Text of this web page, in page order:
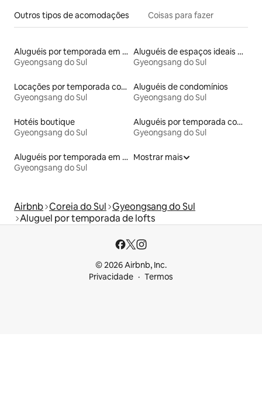
Outros tipos de acomodações Coisas para fazer
Aluguéis por temporada em acampamentos
Gyeongsang do Sul
Aluguéis de espaços ideais para famílias
Gyeongsang do Sul
Locações por temporada com piscina
Gyeongsang do Sul
Aluguéis de condomínios
Gyeongsang do Sul
Hotéis boutique
Gyeongsang do Sul
Aluguéis por temporada com sauna
Gyeongsang do Sul
Aluguéis por temporada em resorts
Gyeongsang do Sul
Mostrar mais
Airbnb Coreia do Sul Gyeongsang do Sul
Aluguel por temporada de lofts
© 2026 Airbnb, Inc.
Privacidade
Termos